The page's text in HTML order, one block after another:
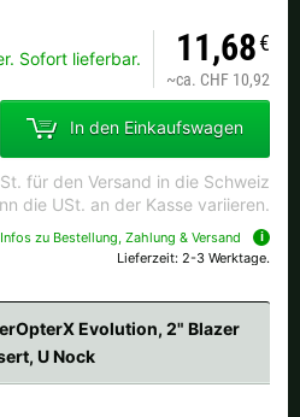
Sofort lieferbar. 11,68€
~ca. CHF 10,92
In den Einkaufswagen
für den Versand in die Schweiz
die USt. an der Kasse variieren.
Infos zu Bestellung, Zahlung & Versand
Lieferzeit: 2-3 Werktage.
Evolution, 2" Blazer
U Nock